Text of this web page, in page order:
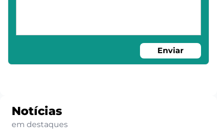
Enviar
Notícias
em destaques